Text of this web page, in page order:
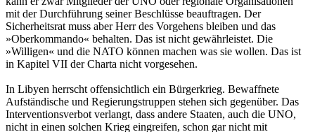
mit der Durchführung seiner Beschlüsse beauftragen. Der
Sicherheitsrat muss aber Herr des Vorgehens bleiben und das
»Oberkommando« behalten. Das ist nicht gewährleistet. Die
»Willigen« und die NATO können machen was sie wollen. Das ist
in Kapitel VII der Charta nicht vorgesehen.
In Libyen herrscht offensichtlich ein Bürgerkrieg. Bewaffnete
Aufständische und Regierungstruppen stehen sich gegenüber. Das
Interventionsverbot verlangt, dass andere Staaten, auch die UNO,
nicht in einen solchen Krieg eingreifen, schon gar nicht mit